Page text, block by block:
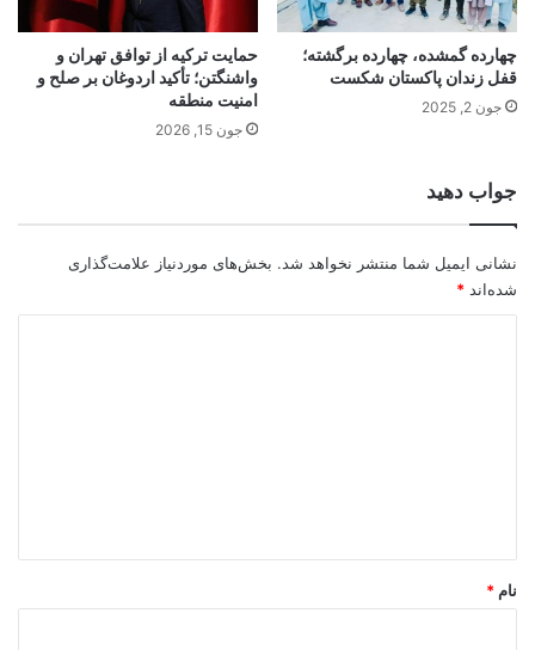
چهارده گمشده، چهارده برگشته؛
قفل زندان پاکستان شکست
جون 2, 2025
حمایت ترکیه از توافق تهران و
واشنگتن؛ تأکید اردوغان بر صلح و
امنیت منطقه
جون 15, 2026
جواب دهید
نشانی ایمیل شما منتشر نخواهد شد. بخش‌های موردنیاز علامت‌گذاری
شده‌اند *
نام *